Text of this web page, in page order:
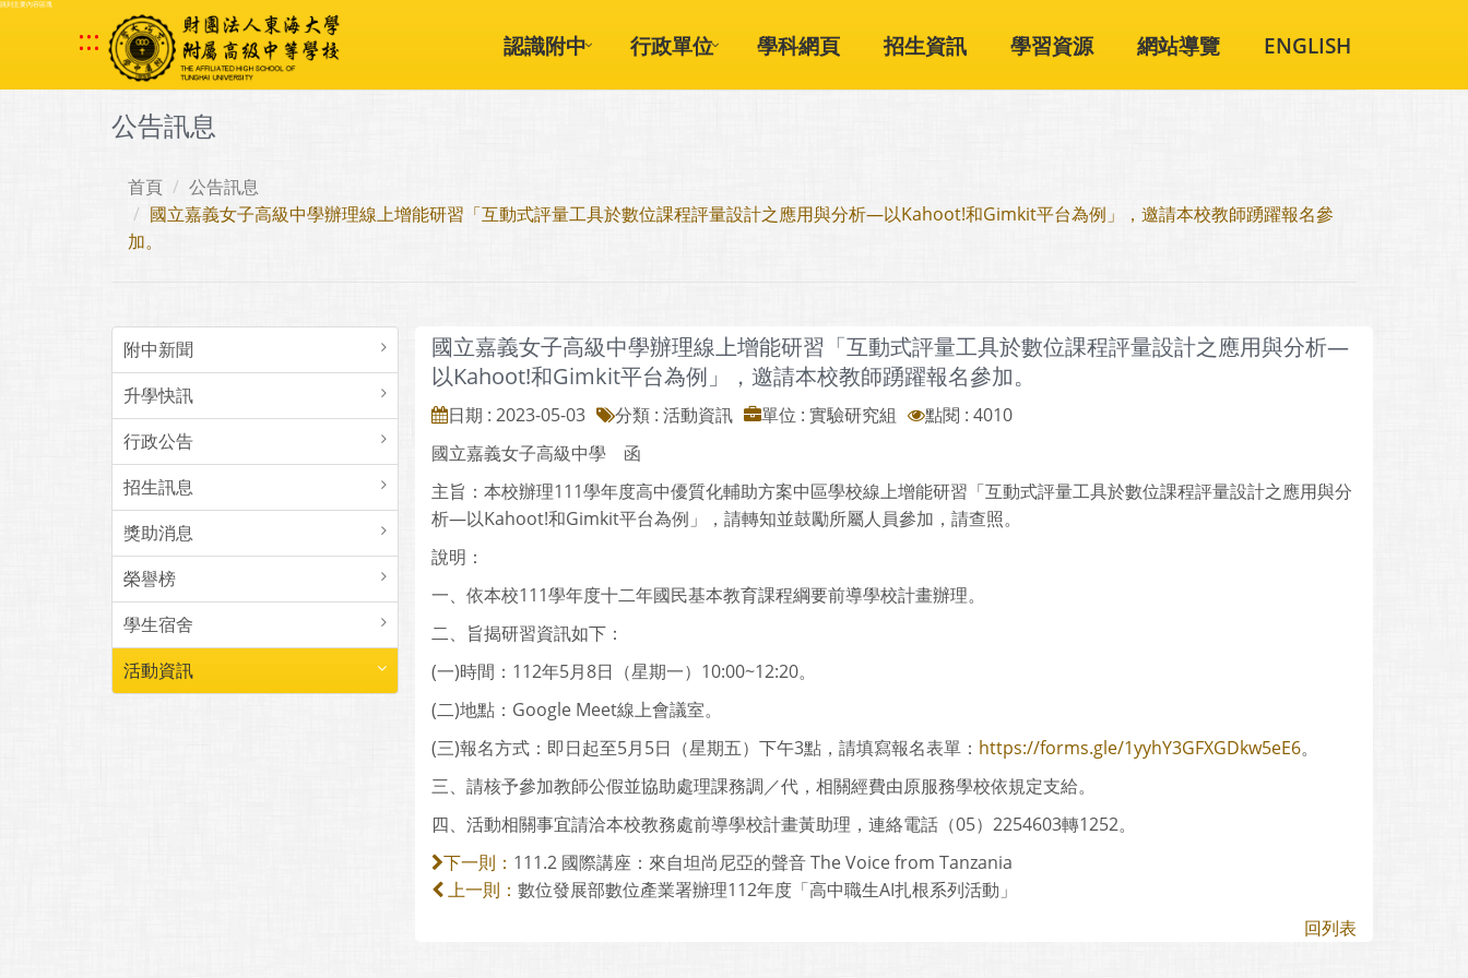
跳到主要內容區塊
::: 認識附中 行政單位 學科網頁 招生資訊 學習資源 網站導覽 ENGLISH
公告訊息
首頁
公告訊息
國立嘉義女子高級中學辦理線上增能研習「互動式評量工具於數位課程評量設計之應用與分析—以Kahoot!和Gimkit平台為例」，邀請本校教師踴躍報名參
加。
附中新聞
升學快訊
行政公告
招生訊息
獎助消息
榮譽榜
學生宿舍
活動資訊
國立嘉義女子高級中學辦理線上增能研習「互動式評量工具於數位課程評量設計之應用與分析—
以Kahoot!和Gimkit平台為例」，邀請本校教師踴躍報名參加。
日期 : 2023-05-03 分類 : 活動資訊 單位 : 實驗研究組
點閱 : 4010
國立嘉義女子高級中學 函
主旨：本校辦理111學年度高中優質化輔助方案中區學校線上增能研習「互動式評量工具於數位課程評量設計之應用與分
析—以Kahoot!和Gimkit平台為例」，請轉知並鼓勵所屬人員參加，請查照。
說明：
一、依本校111學年度十二年國民基本教育課程綱要前導學校計畫辦理。
二、旨揭研習資訊如下：
(一)時間：112年5月8日（星期一）10:00~12:20。
(二)地點：Google Meet線上會議室。
(三)報名方式：即日起至5月5日（星期五）下午3點，請填寫報名表單： https://forms.gle/1yyhY3GFXGDkw5eE6。
三、請核予參加教師公假並協助處理課務調／代，相關經費由原服務學校依規定支給。
四、活動相關事宜請洽本校教務處前導學校計畫黃助理，連絡電話（05）2254603轉1252。
下一則： 111.2 國際講座：來自坦尚尼亞的聲音 The Voice from Tanzania
上一則： 數位發展部數位產業署辦理112年度「高中職生AI扎根系列活動」
回列表